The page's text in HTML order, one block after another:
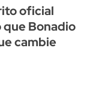
oficial
que Bonadio
cambie